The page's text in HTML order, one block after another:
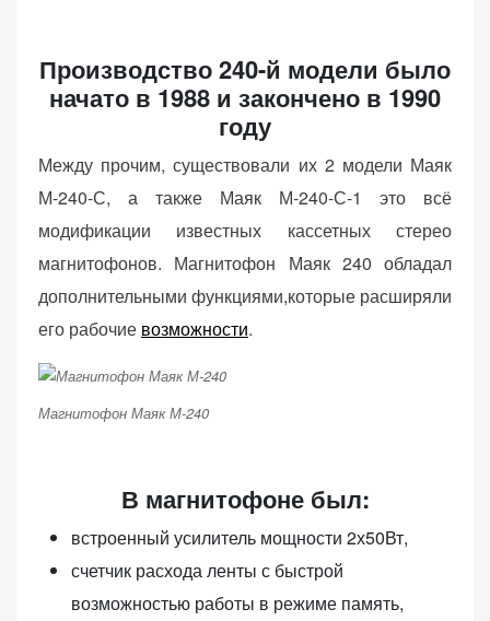
Производство 240-й модели было
начато в 1988 и закончено в 1990
году
Между прочим, существовали их 2 модели Маяк
М-240-С, а также Маяк М-240-С-1 это всё
модификации известных кассетных стерео
магнитофонов. Магнитофон Маяк 240 обладал
дополнительными функциями,которые расширяли
его рабочие возможности.
Магнитофон Маяк М-240
В магнитофоне был:
встроенный усилитель мощности 2х50Вт,
счетчик расхода ленты с быстрой
возможностью работы в режиме память,
сайта, вы повышаете
вероятность
просмотра
контента и
предложений.